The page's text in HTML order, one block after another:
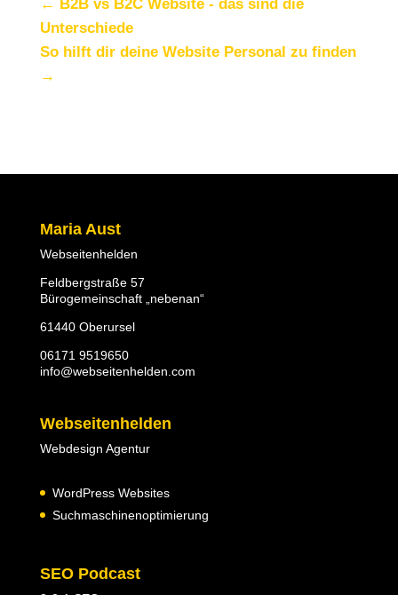
← B2B vs B2C Website - das sind die
Unterschiede
So hilft dir deine Website Personal zu finden
→
Maria Aust
Webseitenhelden
Feldbergstraße 57
Bürogemeinschaft „nebenan“
61440 Oberursel
06171 9519650
info@webseitenhelden.com
Webseitenhelden
Webdesign Agentur
WordPress Websites
Suchmaschinenoptimierung
SEO Podcast